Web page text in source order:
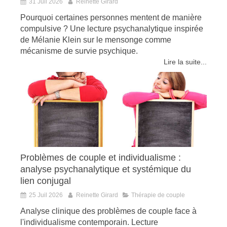
31 Juil 2026 Reinette Girard
Pourquoi certaines personnes mentent de manière
compulsive ? Une lecture psychanalytique inspirée
de Mélanie Klein sur le mensonge comme
mécanisme de survie psychique.
Lire la suite...
Problèmes de couple et individualisme :
analyse psychanalytique et systémique du
lien conjugal
25 Juil 2026 Reinette Girard Thérapie de couple
Analyse clinique des problèmes de couple face à
l'individualisme contemporain. Lecture